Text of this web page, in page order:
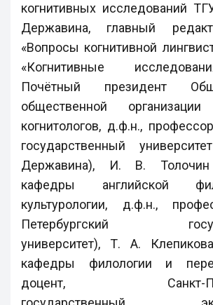
когнитивных исследований
Державина, главный
«Вопросы когнитивной
«Когнитивные
Почётный президент
общественной организации
когнитологов, д.ф.н.,
государственный
Державина), И. В. Толочин
кафедры английской
культурологии, д.ф.н.,
Петербургский
университет), Т. А.
кафедры филологии и
доцент, Санкт-